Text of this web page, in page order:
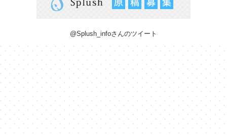
@Splush_infoさんのツイート